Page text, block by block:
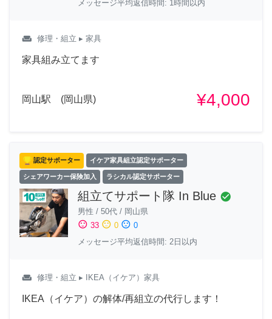
メッセージ平均返信時間: 1時間以内
weekend 修理・組立 ▸ 家具
家具組み立てます
岡山駅 (岡山県) ¥4,000
認定サポーター イケア家具組立認定サポーター
シェアワーカー保険加入 ラシカル認定サポーター
組立てサポート隊 In Blue check_circle
男性 / 50代 / 岡山県
sentiment_satisfied 33 sentiment_neutral 0 sentiment_dissatisfied 0
メッセージ平均返信時間: 2日以内
weekend 修理・組立 ▸ IKEA（イケア）家具
IKEA（イケア）の解体/再組立の代行します！